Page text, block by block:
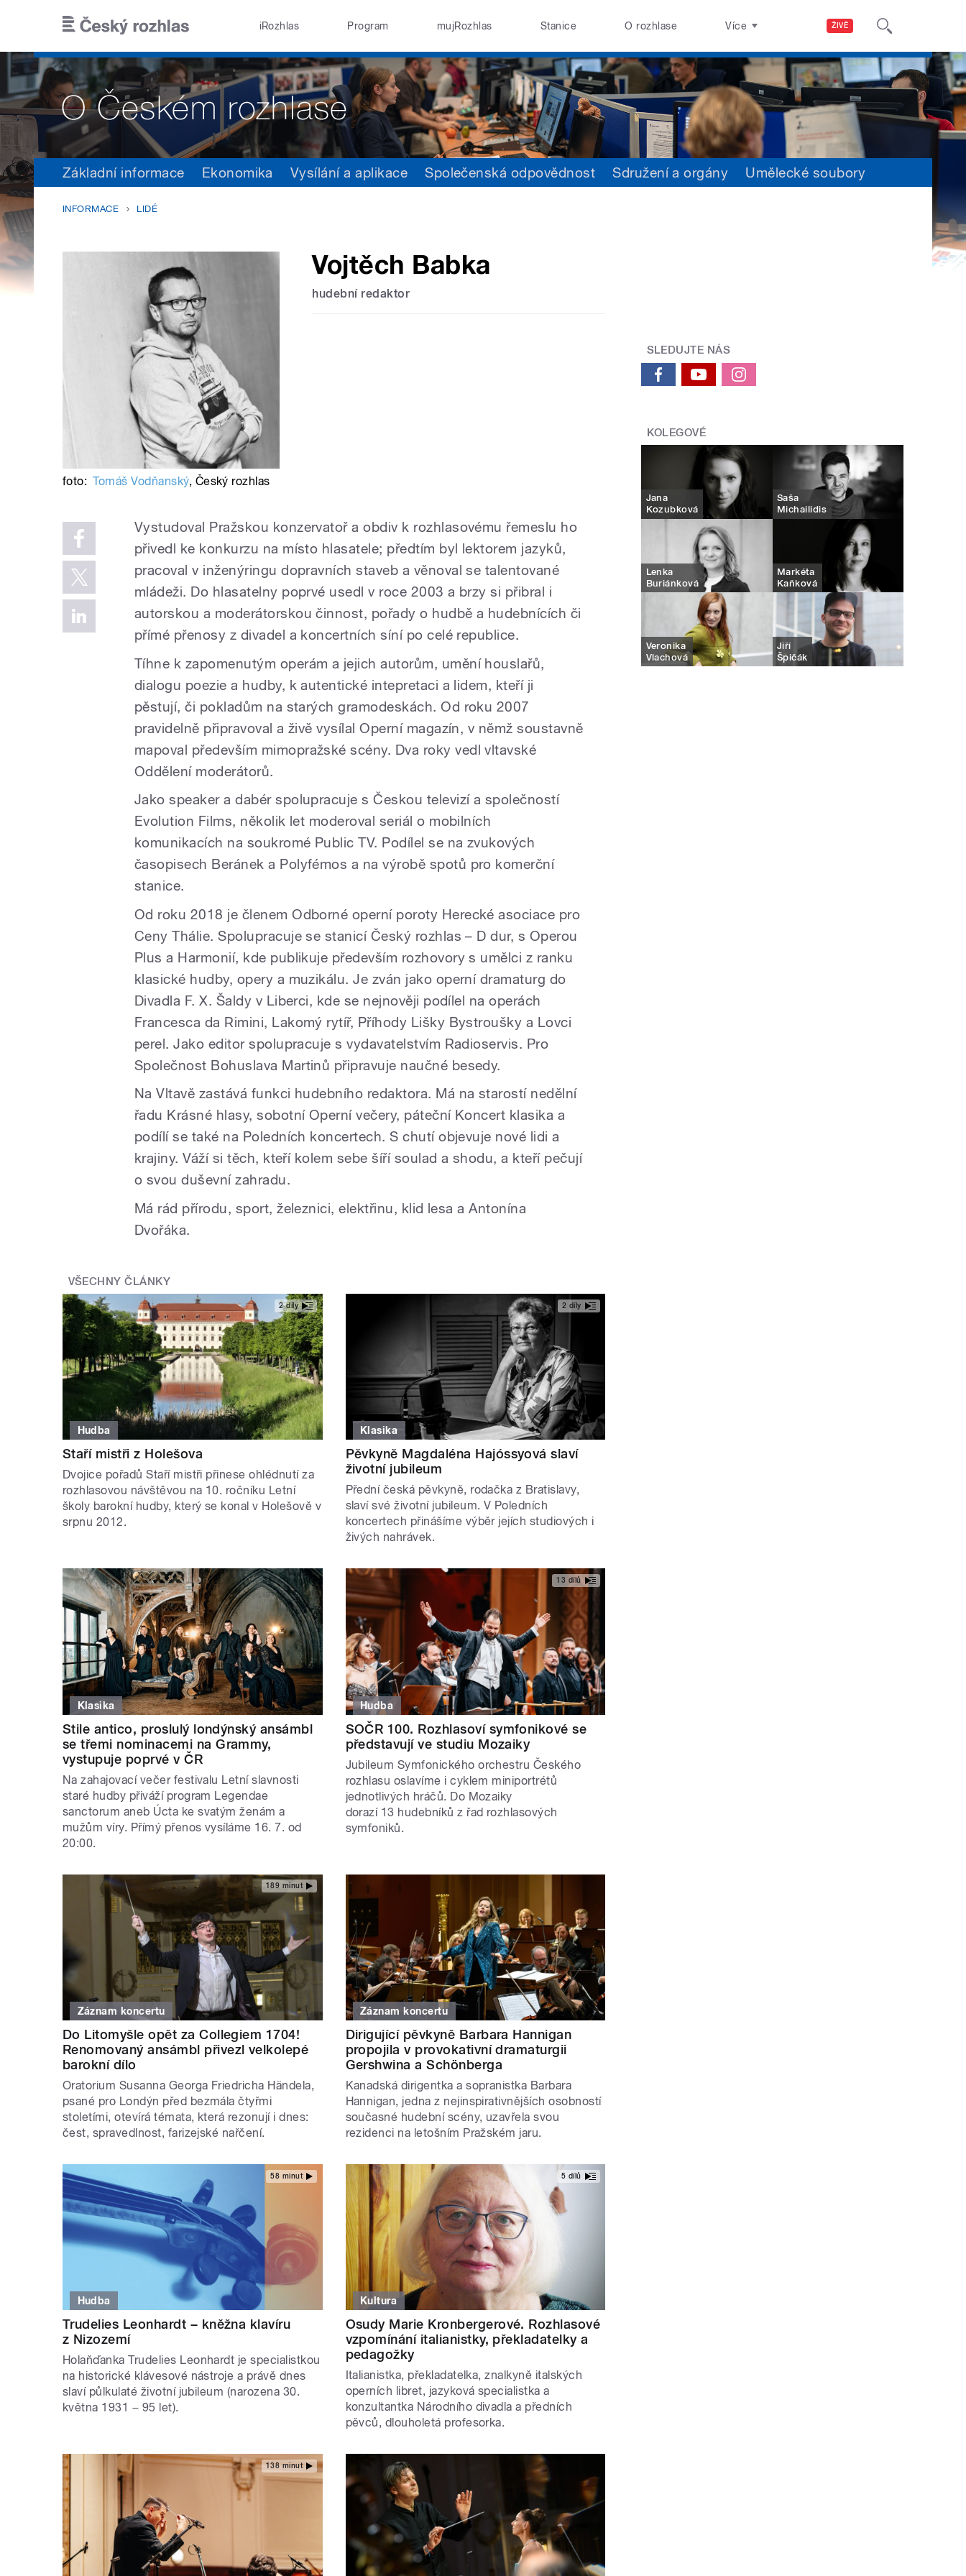
ŽIVĚ
iRozhlas Program mujRozhlas Stanice O rozhlase Více
Základní informace Ekonomika Vysílání a aplikace Společenská odpovědnost Sdružení a orgány Umělecké soubory
INFORMACE LIDÉ
Vojtěch Babka
hudební redaktor
foto: Tomáš Vodňanský, Český rozhlas
Vystudoval Pražskou konzervatoř a obdiv k rozhlasovému řemeslu ho
přivedl ke konkurzu na místo hlasatele; předtím byl lektorem jazyků,
pracoval v inženýringu dopravních staveb a věnoval se talentované
mládeži. Do hlasatelny poprvé usedl v roce 2003 a brzy si přibral i
autorskou a moderátorskou činnost, pořady o hudbě a hudebnících či
přímé přenosy z divadel a koncertních síní po celé republice.
Tíhne k zapomenutým operám a jejich autorům, umění houslařů,
dialogu poezie a hudby, k autentické intepretaci a lidem, kteří ji
pěstují, či pokladům na starých gramodeskách. Od roku 2007
pravidelně připravoval a živě vysílal Operní magazín, v němž soustavně
mapoval především mimopražské scény. Dva roky vedl vltavské
Oddělení moderátorů.
Jako speaker a dabér spolupracuje s Českou televizí a společností
Evolution Films, několik let moderoval seriál o mobilních
komunikacích na soukromé Public TV. Podílel se na zvukových
časopisech Beránek a Polyfémos a na výrobě spotů pro komerční
stanice.
Od roku 2018 je členem Odborné operní poroty Herecké asociace pro
Ceny Thálie. Spolupracuje se stanicí Český rozhlas – D dur, s Operou
Plus a Harmonií, kde publikuje především rozhovory s umělci z ranku
klasické hudby, opery a muzikálu. Je zván jako operní dramaturg do
Divadla F. X. Šaldy v Liberci, kde se nejnověji podílel na operách
Francesca da Rimini, Lakomý rytíř, Příhody Lišky Bystroušky a Lovci
perel. Jako editor spolupracuje s vydavatelstvím Radioservis. Pro
Společnost Bohuslava Martinů připravuje naučné besedy.
Na Vltavě zastává funkci hudebního redaktora. Má na starostí nedělní
řadu Krásné hlasy, sobotní Operní večery, páteční Koncert klasika a
podílí se také na Poledních koncertech. S chutí objevuje nové lidi a
krajiny. Váží si těch, kteří kolem sebe šíří soulad a shodu, a kteří pečují
o svou duševní zahradu.
Má rád přírodu, sport, železnici, elektřinu, klid lesa a Antonína
Dvořáka.
VŠECHNY ČLÁNKY
2 díly
Hudba
Staří mistři z Holešova
Dvojice pořadů Staří mistři přinese ohlédnutí za
rozhlasovou návštěvou na 10. ročníku Letní
školy barokní hudby, který se konal v Holešově v
srpnu 2012.
2 díly
Klasika
Pěvkyně Magdaléna Hajóssyová slaví
životní jubileum
Přední česká pěvkyně, rodačka z Bratislavy,
slaví své životní jubileum. V Poledních
koncertech přinášíme výběr jejích studiových i
živých nahrávek.
Klasika
Stile antico, proslulý londýnský ansámbl
se třemi nominacemi na Grammy,
vystupuje poprvé v ČR
Na zahajovací večer festivalu Letní slavnosti
staré hudby přiváží program Legendae
sanctorum aneb Úcta ke svatým ženám a
mužům víry. Přímý přenos vysíláme 16. 7. od
20:00.
13 dílů
Hudba
SOČR 100. Rozhlasoví symfonikové se
představují ve studiu Mozaiky
Jubileum Symfonického orchestru Českého
rozhlasu oslavíme i cyklem miniportrétů
jednotlivých hráčů. Do Mozaiky
dorazí 13 hudebníků z řad rozhlasových
symfoniků.
189 minut
Záznam koncertu
Do Litomyšle opět za Collegiem 1704!
Renomovaný ansámbl přivezl velkolepé
barokní dílo
Oratorium Susanna Georga Friedricha Händela,
psané pro Londýn před bezmála čtyřmi
stoletími, otevírá témata, která rezonují i dnes:
čest, spravedlnost, farizejské nařčení.
Záznam koncertu
Dirigující pěvkyně Barbara Hannigan
propojila v provokativní dramaturgii
Gershwina a Schönberga
Kanadská dirigentka a sopranistka Barbara
Hannigan, jedna z nejinspirativnějších osobností
současné hudební scény, uzavřela svou
rezidenci na letošním Pražském jaru.
58 minut
Hudba
Trudelies Leonhardt − kněžna klavíru
z Nizozemí
Holaňďanka Trudelies Leonhardt je specialistkou
na historické klávesové nástroje a právě dnes
slaví půlkulaté životní jubileum (narozena 30.
května 1931 − 95 let).
5 dílů
Kultura
Osudy Marie Kronbergerové. Rozhlasové
vzpomínání italianistky, překladatelky a
pedagožky
Italianistka, překladatelka, znalkyně italských
operních libret, jazyková specialistka a
konzultantka Národního divadla a předních
pěvců, dlouholetá profesorka.
138 minut
SLEDUJTE NÁS
KOLEGOVÉ
Jana
Kozubková
Saša
Michailidis
Lenka
Buriánková
Markéta
Kaňková
Veronika
Vlachová
Jiří
Špičák